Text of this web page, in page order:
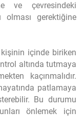
ve çevresindeki
olması gerektiğine
içinde biriken
altında tutmaya
kaçınmalıdır.
patlamaya
Bu durumu
önlemek için